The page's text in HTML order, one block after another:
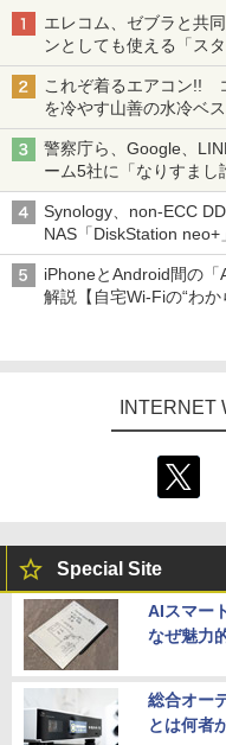
エレコム、ゼブラと共
ンとしても使える「ス
も、持ち替えずに書き
これぞ着るエアコン!!
を冷やす山善の水冷ベ
ち・ざ・ろーど！その
警察庁ら、Google、
ーム5社に「なりすま
真や映像を使った投資
Synology、non-ECC
NAS「DiskStation
ECCメモリへのアップ
iPhoneとAndroid間の
解説【自宅Wi-Fiの“わか
INTERNET
Special Site
AIスマー
なぜ魅力
総合オー
とは何者